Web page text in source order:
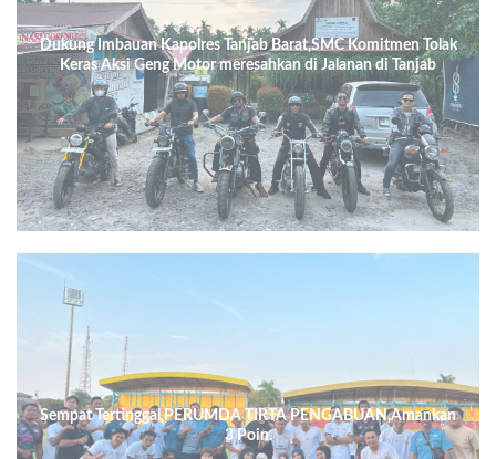
Dukung Imbauan Kapolres Tanjab Barat,SMC Komitmen Tolak
Keras Aksi Geng Motor meresahkan di Jalanan di Tanjab
Barat.
Sempat Tertinggal,PERUMDA TIRTA PENGABUAN,Amankan
3 Poin.